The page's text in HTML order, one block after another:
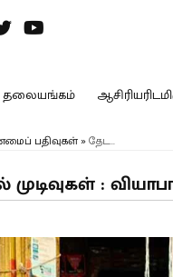
தலையங்கம்
பதிவுகள்» தேட...
: